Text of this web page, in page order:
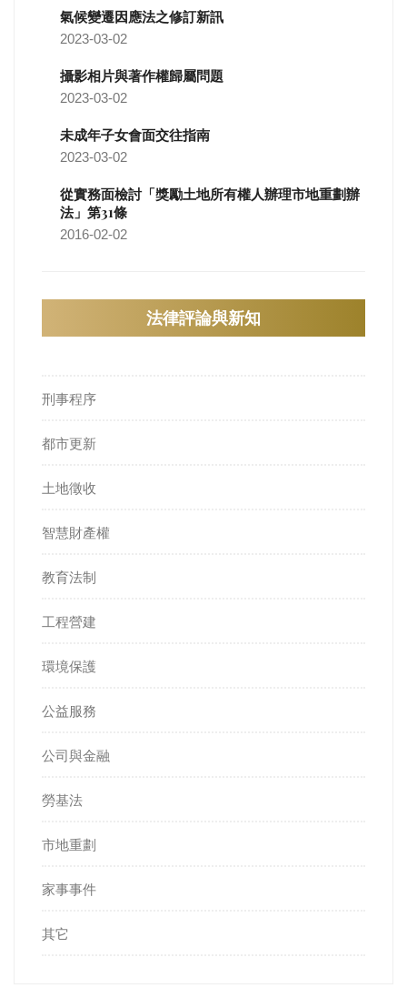
氣候變遷因應法之修訂新訊
2023-03-02
攝影相片與著作權歸屬問題
2023-03-02
未成年子女會面交往指南
2023-03-02
從實務面檢討「獎勵土地所有權人辦理市地重劃辦
法」第31條
2016-02-02
法律評論與新知
刑事程序
都市更新
土地徵收
智慧財產權
教育法制
工程營建
環境保護
公益服務
公司與金融
勞基法
市地重劃
家事事件
其它